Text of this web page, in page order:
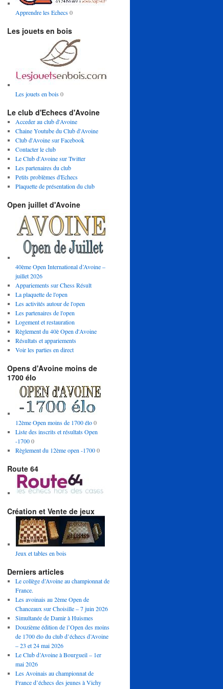
Apprendre les Echecs0
Les jouets en bois
Les jouets en bois0
Le club d'Echecs d'Avoine
Acceder au club d'Avoine
Chaine Youtube du Club d'Avoine
Club d'Avoine sur Facebook
Contacter le club
Le Club d'Avoine sur Twitter
Les partenaires du club
Petits problèmes d'Echecs
Plaquette de présentation du club
Open juillet d'Avoine
40ème Open International d’Avoine –
juillet 2026
Appariements sur Chess Résult
La plaquette de l'open
Les activités autour de l'open
Les partenaires de l'open
Logement et restauration
Règlement du 40è Open d'Avoine
Résultats et appariements
Voir les parties en direct
Opens d'Avoine moins de
1700 élo
12ème Open moins de 1700 élo0
Liste des inscrits et résultats Open
-17000
Règlement du 12ème open -17000
Route 64
Création et Vente de jeux
Jeux et tables en bois
Derniers articles
Le collège d’Avoine au championnat de
France.
Les avoinais au 2ème Open de
Chanceaux sur Choisille – 7 juin 2026
Simultanée de Damir à Huismes
Douzième édition de l’Open des moins
de 1700 élo du club d’échecs d’Avoine
– 23 et 24 mai 2026
Le Club d’Avoine à Bourgueil – 1er
mai 2026
Les Avoinais au championnat de
France d’échecs des jeunes à Vichy